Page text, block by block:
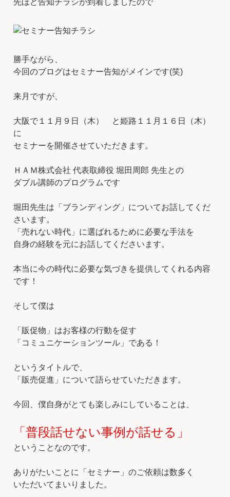
勝手ながら、
今回のブログはセミナー告知がメインです(笑)
来月ですが、
大阪で１１月９日（木） と姫路１１月１６日（木）
に
セミナーを開催させていただきます。
ＨＡＭ株式会社 代表取締役 堀田周郎 先生との
ダブル講師のプログラムです
堀田先生は「ブランディング」についてお話してくだ
さいます。
「売れない時代」に選ばれるために必要な手法を
自身の経験を元にお話してくださいます。
本当に今の時代に必要な気づきを提供してくれる内容
です！
そして僕は
「販促物」はお客様の行動を促す
「コミュニケーションツール」である！
というタイトルで、
「販売促進」について語らせていただきます。
今回、僕自身がとても楽しみにしていることは、
「普段話せない事例が話せる」
ということなのです。
ありがたいことに「セミナー」のご依頼は数多く
いただいてまいりました。